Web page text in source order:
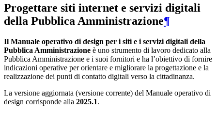
Progettare siti internet e servizi digitali
della Pubblica Amministrazione¶
Il Manuale operativo di design per i siti e i servizi digitali della
Pubblica Amministrazione è uno strumento di lavoro dedicato alla
Pubblica Amministrazione e i suoi fornitori e ha l’obiettivo di fornire
indicazioni operative per orientare e migliorare la progettazione e la
realizzazione dei punti di contatto digitali verso la cittadinanza.
La versione aggiornata (versione corrente) del Manuale operativo di
design corrisponde alla 2025.1.